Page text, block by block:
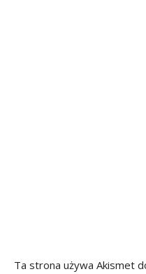
Ta strona używa Akismet